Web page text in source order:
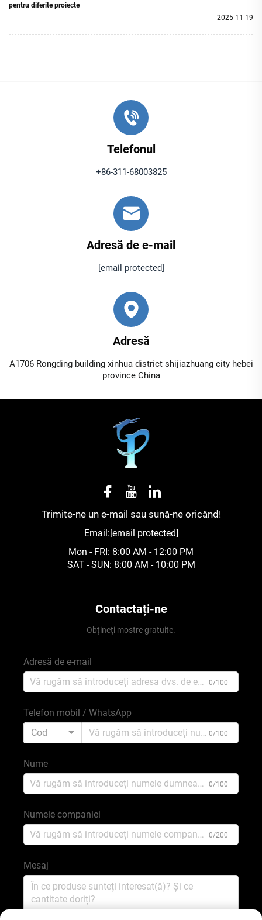
pentru diferite proiecte
2025-11-19
Telefonul
+86-311-68003825
Adresă de e-mail
[email protected]
Adresă
A1706 Rongding building xinhua district shijiazhuang city hebei
province China
Trimite-ne un e-mail sau sună-ne oricând!
Email:[email protected]
Mon - FRI: 8:00 AM - 12:00 PM
SAT - SUN: 8:00 AM - 10:00 PM
Contactați-ne
Obțineți mostre gratuite.
Adresă de e-mail
0/100
Telefon mobil / WhatsApp
Cod
0/100
Nume
0/100
Numele companiei
0/200
Mesaj